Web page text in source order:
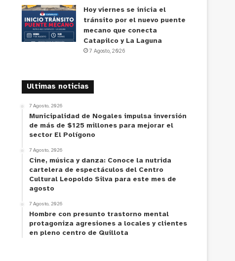
Hoy viernes se inicia el
tránsito por el nuevo puente
mecano que conecta
Catapilco y La Laguna
7 Agosto, 2026
Ultimas noticias
7 Agosto, 2026
Municipalidad de Nogales impulsa inversión
de más de $125 millones para mejorar el
sector El Polígono
7 Agosto, 2026
Cine, música y danza: Conoce la nutrida
cartelera de espectáculos del Centro
Cultural Leopoldo Silva para este mes de
agosto
7 Agosto, 2026
Hombre con presunto trastorno mental
protagoniza agresiones a locales y clientes
en pleno centro de Quillota